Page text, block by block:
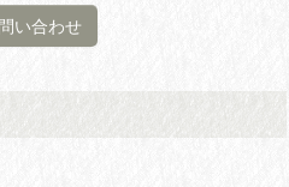
い合わせ